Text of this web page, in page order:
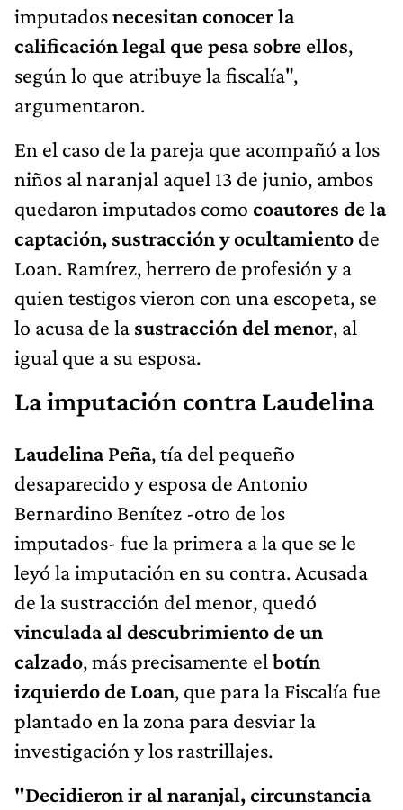
imputadosnecesitan conocer la
calificación legal que pesa sobre ellos,
según lo que atribuye la fiscalía",
argumentaron.
En el caso de la pareja que acompañó a los
niños al naranjal aquel 13 de junio, ambos
quedaron imputados como coautores de la
captación, sustracción y ocultamiento de
Loan. Ramírez, herrero de profesión y a
quien testigos vieron con una escopeta, se
lo acusa de la sustracción del menor, al
igual que a su esposa.
La imputación contra Laudelina
Laudelina Peña, tía del pequeño
desaparecido y esposa de Antonio
Bernardino Benítez -otro de los
imputados- fue la primera a la que se le
leyó la imputación en su contra. Acusada
de la sustracción del menor, quedó
vinculada al descubrimiento de un
calzado, más precisamente el botín
izquierdo de Loan, que para la Fiscalía fue
plantado en la zona para desviar la
investigación y los rastrillajes.
"Decidieron ir al naranjal, circunstancia